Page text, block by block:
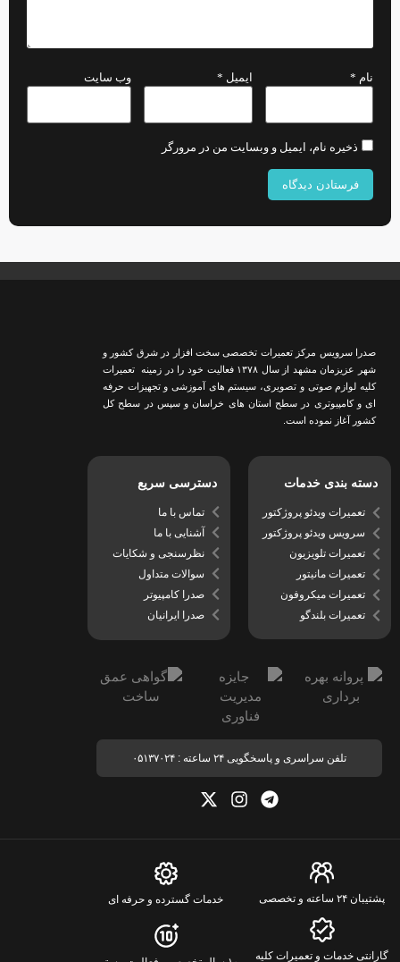
نام * ایمیل * وب‌ سایت
ذخیره نام، ایمیل و وبسایت من در مرورگر
صدرا سرویس مرکز تعمیرات تخصصی سخت افزار در شرق کشور و
شهر عزیزمان مشهد از سال ١٣٧٨ فعالیت خود را در زمینه تعمیرات
کلیه لوازم صوتی و تصویری، سیستم های آموزشی و تجهیزات حرفه
ای و کامپیوتری در سطح استان های خراسان و سپس در سطح کل
کشور آغاز نموده است.
دسته بندی خدمات
تعمیرات ویدئو پروژکتور
سرویس ویدئو پروژکتور
تعمیرات تلویزیون
تعمیرات مانیتور
تعمیرات میکروفون
تعمیرات بلندگو
دسترسی سریع
تماس با ما
آشنایی با ما
نظرسنجی و شکایات
سوالات متداول
صدرا کامپیوتر
صدرا ایرانیان
تلفن سراسری و پاسخگویی ۲۴ ساعته : ۰۵۱۳۷۰۲۴
پشتیبان ۲۴ ساعته و تخصصی خدمات گسترده و حرفه ای
گارانتی خدمات و تعمیرات کلیه